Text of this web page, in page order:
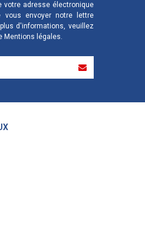
votre adresse électronique
envoyer notre lettre
d'informations, veuillez
Mentions légales.